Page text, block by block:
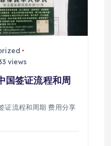
views
国签证流程和周
证流程和周期 费用分享